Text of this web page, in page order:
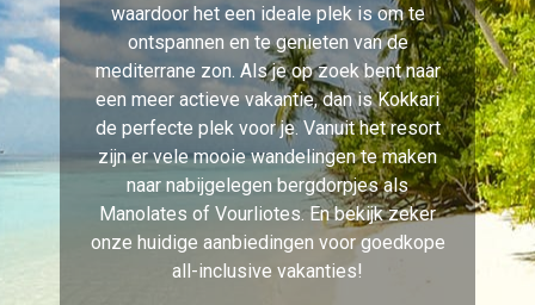
waardoor het een ideale plek is om te
ontspannen en te genieten van de
mediterrane zon. Als je op zoek bent naar
een meer actieve vakantie, dan is Kokkari
de perfecte plek voor je. Vanuit het resort
zijn er vele mooie wandelingen te maken
naar nabijgelegen bergdorpjes als
Manolates of Vourliotes. En bekijk zeker
onze huidige aanbiedingen voor goedkope
all-inclusive vakanties!